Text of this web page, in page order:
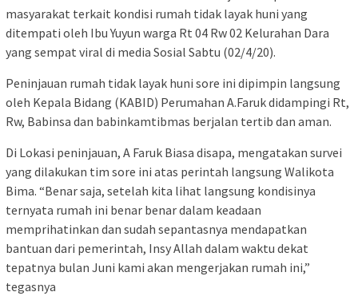
masyarakat terkait kondisi rumah tidak layak huni yang
ditempati oleh Ibu Yuyun warga Rt 04 Rw 02 Kelurahan Dara
yang sempat viral di media Sosial Sabtu (02/4/20).
Peninjauan rumah tidak layak huni sore ini dipimpin langsung
oleh Kepala Bidang (KABID) Perumahan A.Faruk didampingi Rt,
Rw, Babinsa dan babinkamtibmas berjalan tertib dan aman.
Di Lokasi peninjauan, A Faruk Biasa disapa, mengatakan survei
yang dilakukan tim sore ini atas perintah langsung Walikota
Bima. “Benar saja, setelah kita lihat langsung kondisinya
ternyata rumah ini benar benar dalam keadaan
memprihatinkan dan sudah sepantasnya mendapatkan
bantuan dari pemerintah, Insy Allah dalam waktu dekat
tepatnya bulan Juni kami akan mengerjakan rumah ini,”
tegasnya